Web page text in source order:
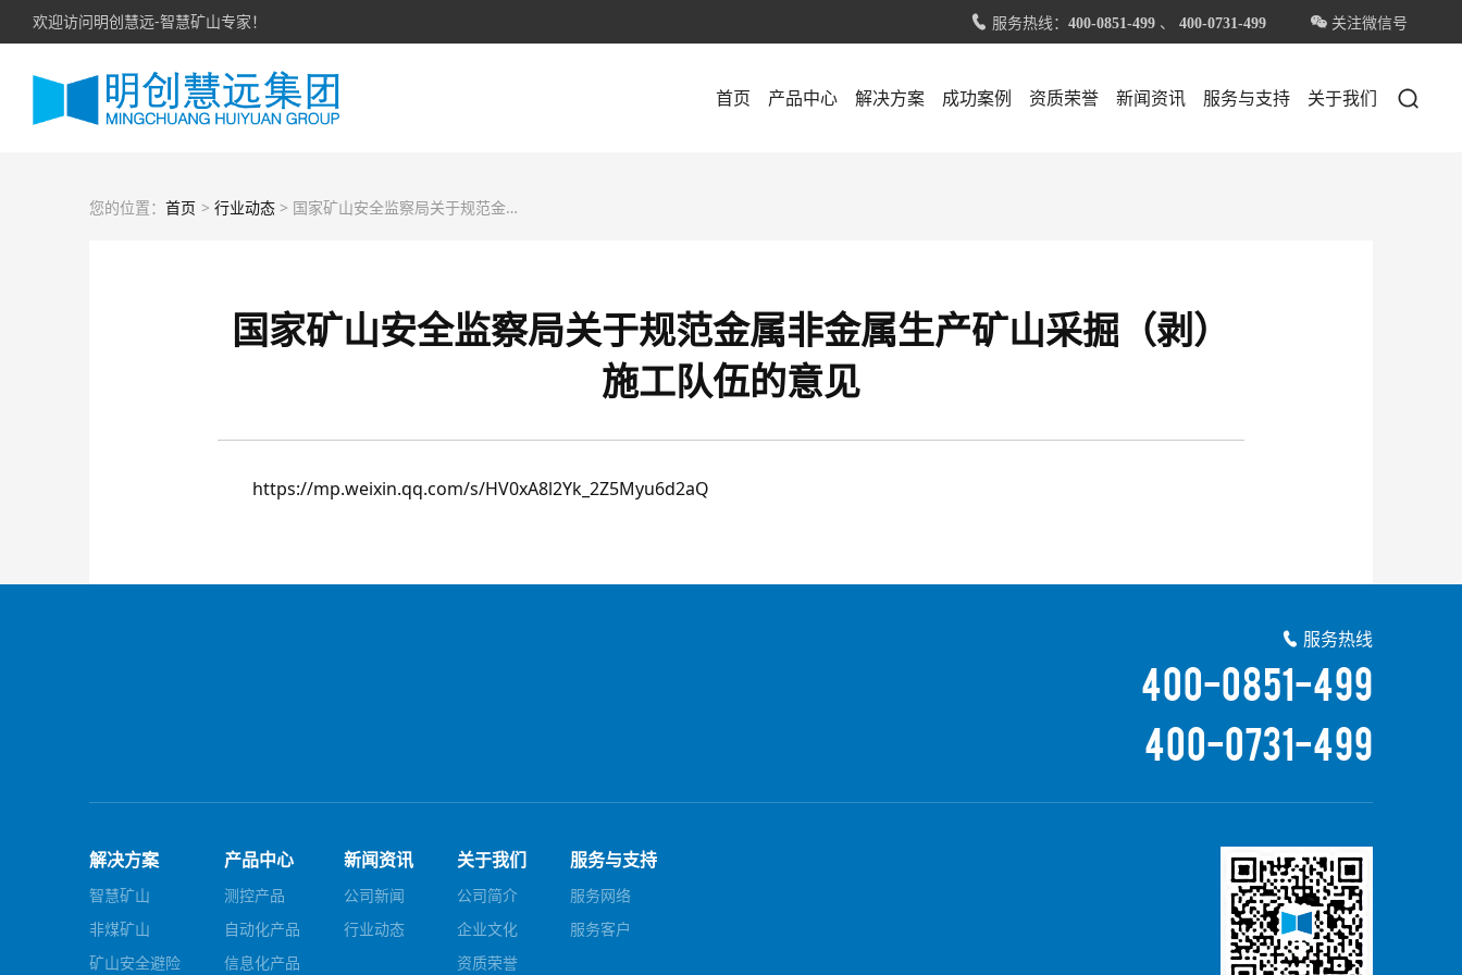
欢迎访问明创慧远-智慧矿山专家！  服务热线： 400-0851-499 、 400-0731-499  关注微信号
首页 产品中心 解决方案 成功案例 资质荣誉 新闻资讯 服务与支持 关于我们 
您的位置： 首页 > 行业动态 > 国家矿山安全监察局关于规范金属非金属生产矿山采掘（剥）施工队伍的意见
国家矿山安全监察局关于规范金属非金属生产矿山采掘（剥）
施工队伍的意见
https://mp.weixin.qq.com/s/HV0xA8l2Yk_2Z5Myu6d2aQ
 服务热线
400-0851-499
400-0731-499
解决方案
智慧矿山
非煤矿山
矿山安全避险
产品中心
测控产品
自动化产品
信息化产品
新闻资讯
公司新闻
行业动态
关于我们
公司简介
企业文化
资质荣誉
服务与支持
服务网络
服务客户